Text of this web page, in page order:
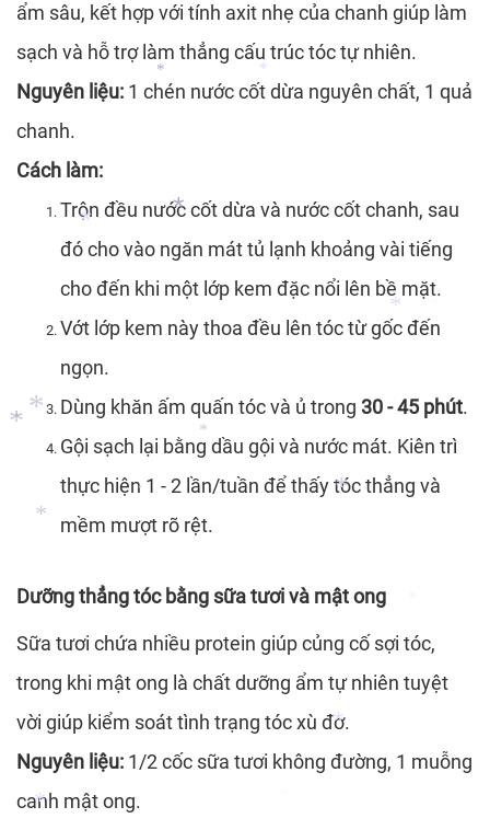
*
*
*
*
*
*
*
*
ẩm sâu, kết hợp với tính axit nhẹ của chanh giúp làm
sạch và hỗ trợ làm thẳng cấu trúc tóc tự nhiên.
Nguyên liệu: 1 chén nước cốt dừa nguyên chất, 1 quả
chanh.
Cách làm:
Trộn đều nước cốt dừa và nước cốt chanh, sau
đó cho vào ngăn mát tủ lạnh khoảng vài tiếng
cho đến khi một lớp kem đặc nổi lên bề mặt.
Vớt lớp kem này thoa đều lên tóc từ gốc đến
ngọn.
Dùng khăn ấm quấn tóc và ủ trong 30 - 45 phút.
Gội sạch lại bằng dầu gội và nước mát. Kiên trì
thực hiện 1 - 2 lần/tuần để thấy tóc thẳng và
mềm mượt rõ rệt.
Dưỡng thẳng tóc bằng sữa tươi và mật ong
Sữa tươi chứa nhiều protein giúp củng cố sợi tóc,
trong khi mật ong là chất dưỡng ẩm tự nhiên tuyệt
vời giúp kiểm soát tình trạng tóc xù đơ.
Nguyên liệu: 1/2 cốc sữa tươi không đường, 1 muỗng
canh mật ong.